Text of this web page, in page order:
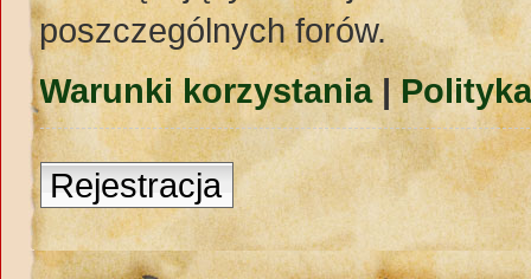
poszczególnych forów.
Warunki korzystania|
Rejestracja